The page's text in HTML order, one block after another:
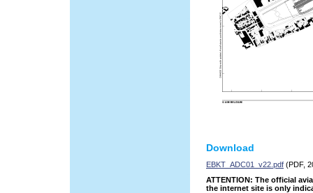
Download
EBKT_ADC01_v22.pdf (PDF,
ATTENTION: The official
the internet site is only